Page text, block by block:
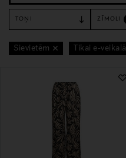
TOŅI ZĪMOLI
Sievietēm Tikai e-veikalā